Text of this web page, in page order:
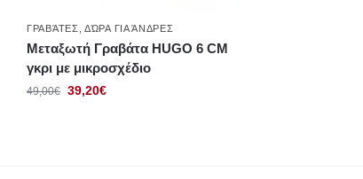
ΓΡΑΒΆΤΕΣ ,ΔΏΡΑ ΓΙΑ ΆΝΔΡΕΣ
Μεταξωτή Γραβάτα HUGO 6 CΜ
γκρι με μικροσχέδιο
49,00€ 39,20€